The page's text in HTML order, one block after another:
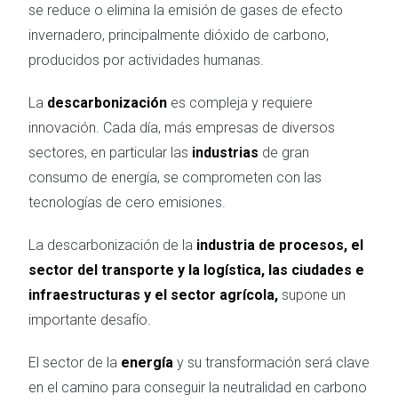
se reduce o elimina la emisión de gases de efecto
invernadero, principalmente dióxido de carbono,
producidos por actividades humanas.
La descarbonización es compleja y requiere
innovación. Cada día, más empresas de diversos
sectores, en particular las industrias de gran
consumo de energía, se comprometen con las
tecnologías de cero emisiones.
La descarbonización de la industria de procesos, el
sector del transporte y la logística, las ciudades e
infraestructuras y el sector agrícola, supone un
importante desafío.
El sector de la energía y su transformación será clave
en el camino para conseguir la neutralidad en carbono